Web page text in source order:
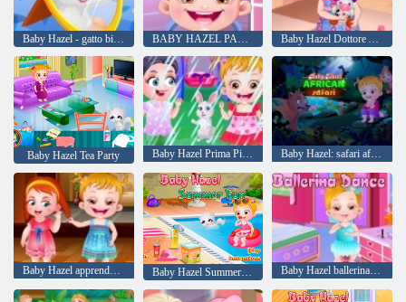
Baby Hazel - gatto birichino BABY HAZEL PASTERO DI PASTURA Baby Hazel Dottore Ascolta
Baby Hazel Tea Party Baby Hazel Prima Pioggia Baby Hazel: safari africano
Baby Hazel apprende Manners Baby Hazel Summer Fun Baby Hazel ballerina di danza